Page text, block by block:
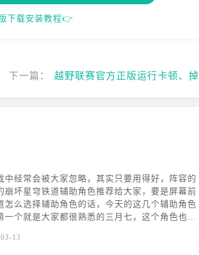
下载安装教程👉
下一篇： 越野联赛官方正版运行卡顿、掉帧解决方法
中经常会被大家忽略，其实只要用得好，阵容的
崩坏星穹铁道辅助角色推荐给大家，要是屏幕前
怎么选择辅助角色的话，今天的这几个辅助角色
一个就是大家都很熟悉的三月七，这个角色也是
防御效果非常不错，而且在培养上面是最不用
13